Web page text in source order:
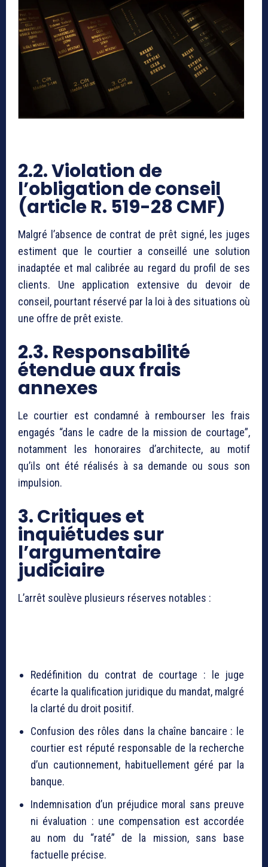
2.2. Violation de
l’obligation de conseil
(article R. 519-28 CMF)
Malgré l’absence de contrat de prêt signé, les juges
estiment que le courtier a conseillé une solution
inadaptée et mal calibrée au regard du profil de ses
clients. Une application extensive du devoir de
conseil, pourtant réservé par la loi à des situations où
une offre de prêt existe.
2.3. Responsabilité
étendue aux frais
annexes
Le courtier est condamné à rembourser les frais
engagés “dans le cadre de la mission de courtage”,
notamment les honoraires d’architecte, au motif
qu’ils ont été réalisés à sa demande ou sous son
impulsion.
3. Critiques et
inquiétudes sur
l’argumentaire
judiciaire
L’arrêt soulève plusieurs réserves notables :
Redéfinition du contrat de courtage : le juge
écarte la qualification juridique du mandat, malgré
la clarté du droit positif.
Confusion des rôles dans la chaîne bancaire : le
courtier est réputé responsable de la recherche
d’un cautionnement, habituellement géré par la
banque.
Indemnisation d’un préjudice moral sans preuve
ni évaluation : une compensation est accordée
au nom du “raté” de la mission, sans base
factuelle précise.